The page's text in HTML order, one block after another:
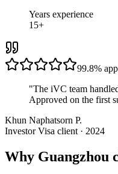
Years experience
15+
99.8%
"The iVC team
Approved on the first
Khun Naphatsorn P.
Investor Visa client · 2024
Why Guangzhou